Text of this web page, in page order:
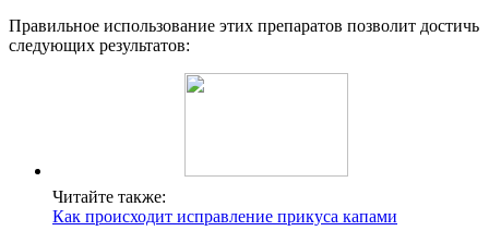
Правильное использование этих препаратов позволит достичь
следующих результатов:
Читайте также:
Как происходит исправление прикуса капами